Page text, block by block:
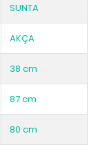
SUNTA
AKÇA
38 cm
87 cm
80 cm